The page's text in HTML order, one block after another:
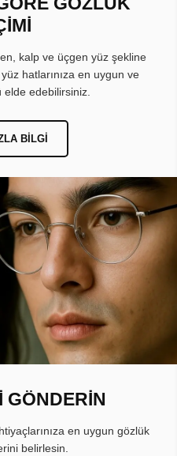
kalp ve üçgen yüz şekline
hatlarınıza en uygun ve
edebilirsiniz.
BILGI
GÖNDERİN
en uygun gözlük
belirlesin.